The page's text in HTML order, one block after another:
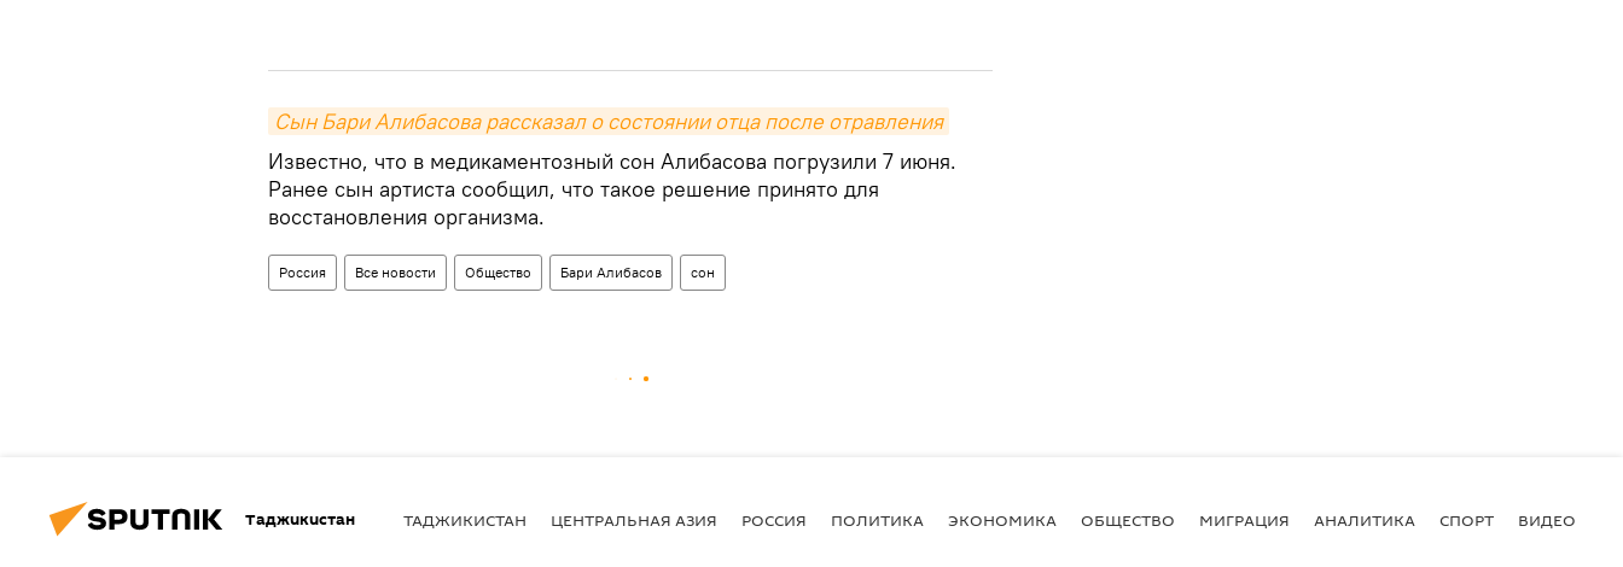
Сын Бари Алибасова рассказал о состоянии отца после отравления
Известно, что в медикаментозный сон Алибасова погрузили 7 июня.
Ранее сын артиста сообщил, что такое решение принято для
восстановления организма.
Россия Все новости Общество Бари Алибасов сон
Таджикистан ТАДЖИКИСТАН ЦЕНТРАЛЬНАЯ АЗИЯ РОССИЯ ПОЛИТИКА ЭКОНОМИКА ОБЩЕСТВО МИГРАЦИЯ АНАЛИТИКА СПОРТ ВИДЕО